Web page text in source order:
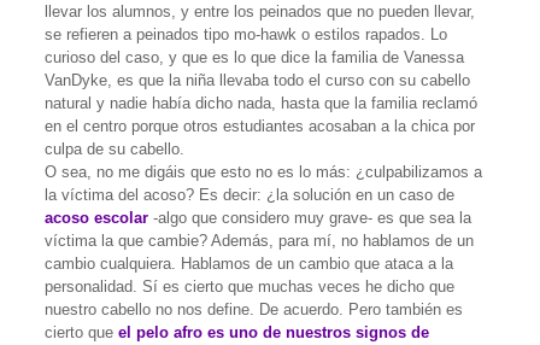
llevar los alumnos, y entre los peinados que no pueden llevar,
se refieren a peinados tipo mo-hawk o estilos rapados. Lo
curioso del caso, y que es lo que dice la familia de Vanessa
VanDyke, es que la niña llevaba todo el curso con su cabello
natural y nadie había dicho nada, hasta que la familia reclamó
en el centro porque otros estudiantes acosaban a la chica por
culpa de su cabello.
O sea, no me digáis que esto no es lo más: ¿culpabilizamos a
la víctima del acoso? Es decir: ¿la solución en un caso de
acoso escolar-algo que considero muy grave- es que sea la
víctima la que cambie? Además, para mí, no hablamos de un
cambio cualquiera. Hablamos de un cambio que ataca a la
personalidad. Sí es cierto que muchas veces he dicho que
nuestro cabello no nos define. De acuerdo. Pero también es
cierto que el pelo afro es uno de nuestros signos de